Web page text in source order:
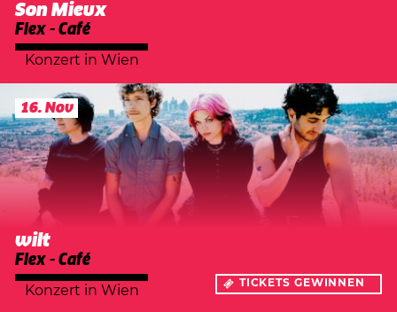
Son Mieux
Flex - Café
Konzert in Wien
16. Nov
wilt
Flex - Café
Konzert in Wien TICKETS GEWINNEN